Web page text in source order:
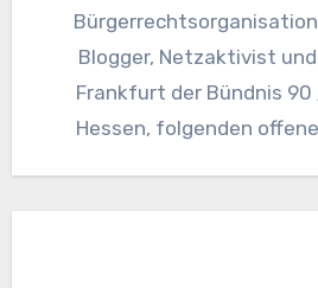
Blogger, Netzaktivist
Frankfurt der Bündnis 90
Hessen, folgenden